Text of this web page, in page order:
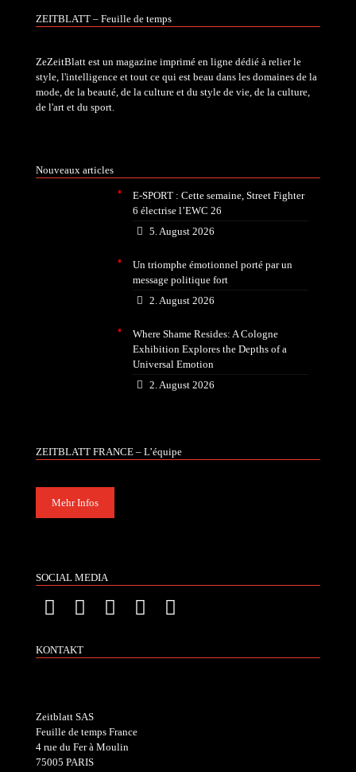
ZEITBLATT – Feuille de temps
ZeZeitBlatt est un magazine imprimé en ligne dédié à relier le
style, l'intelligence et tout ce qui est beau dans les domaines de la
mode, de la beauté, de la culture et du style de vie, de la culture,
de l'art et du sport.
Nouveaux articles
E-SPORT : Cette semaine, Street Fighter
6 électrise l’EWC 26
5. August 2026
Un triomphe émotionnel porté par un
message politique fort
2. August 2026
Where Shame Resides: A Cologne
Exhibition Explores the Depths of a
Universal Emotion
2. August 2026
ZEITBLATT FRANCE – L’équipe
Mehr Infos
SOCIAL MEDIA
KONTAKT
Zeitblatt SAS
Feuille de temps France
4 rue du Fer à Moulin
75005 PARIS